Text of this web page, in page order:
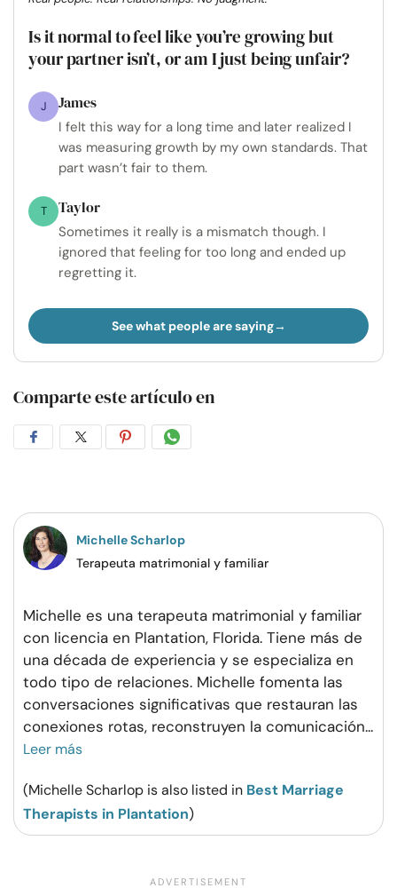
Is it normal to feel like you’re growing but
your partner isn’t, or am I just being unfair?
J James
I felt this way for a long time and later realized I
was measuring growth by my own standards. That
part wasn’t fair to them.
T Taylor
Sometimes it really is a mismatch though. I
ignored that feeling for too long and ended up
regretting it.
See what people are saying
Comparte este artículo en
CompartirCompartirCompartirCompartir
Michelle Scharlop
Terapeuta matrimonial y familiar
Michelle es una terapeuta matrimonial y familiar
con licencia en Plantation, Florida. Tiene más de
una década de experiencia y se especializa en
todo tipo de relaciones. Michelle fomenta las
conversaciones significativas que restauran las
conexiones rotas, reconstruyen la comunicación...
Leer más
(Michelle Scharlop is also listed in Best Marriage
Therapists in Plantation)